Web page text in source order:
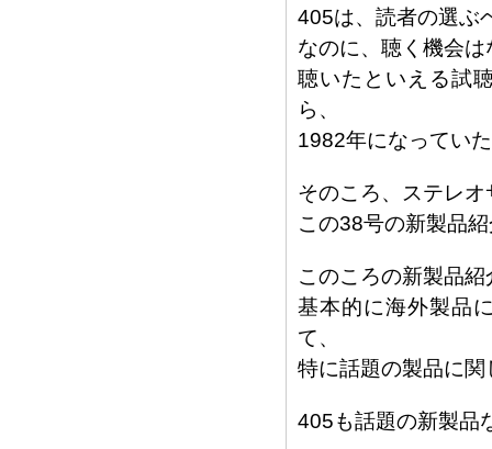
405は、読者の選ぶ
なのに、聴く機会
聴いたといえる試
ら、
1982年になってい
そのころ、ステレ
この38号の新製品
このころの新製品
基本的に海外製品
て、
特に話題の製品に
405も話題の新製品